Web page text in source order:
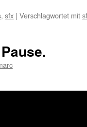
, sfx | Verschlagwortet mit